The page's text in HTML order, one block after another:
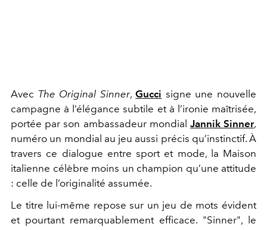
Avec The Original Sinner,Gucci signe une nouvelle
campagne à l’élégance subtile et à l’ironie maîtrisée,
portée par son ambassadeur mondial Jannik Sinner,
numéro un mondial au jeu aussi précis qu’instinctif. À
travers ce dialogue entre sport et mode, la Maison
italienne célèbre moins un champion qu’une attitude
: celle de l’originalité assumée.
Le titre lui-même repose sur un jeu de mots évident
et pourtant remarquablement efficace. "Sinner", le